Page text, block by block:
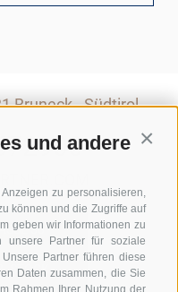
und andere
zu personalisieren,
können und die Zugriffe auf
geben wir Informationen zu
unsere Partner für soziale
Partner führen diese
Daten zusammen, die Sie
Bruneck - Südtirol
30
STOCK